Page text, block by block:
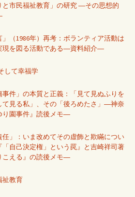
市民福祉教育」の研究 ―その思想的
」（1986年）再考：ボランティア活動は
現を図る活動である―資料紹介―
して幸福学
事件」の本質と正義：「見て見ぬふりを
て見る私」、その「後ろめたさ」―神奈
り園事件』読後メモ―
任」：いま改めてその虚飾と欺瞞につい
自己決定権」という罠』と吉崎祥司著
こえる』の読後メモ―
祉教育